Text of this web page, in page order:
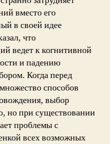
вместо его
в своей идее
что
ведет к когнитивной
и падению
Когда перед
способов
выбор
но при существовании
проблемы с
всех возможных